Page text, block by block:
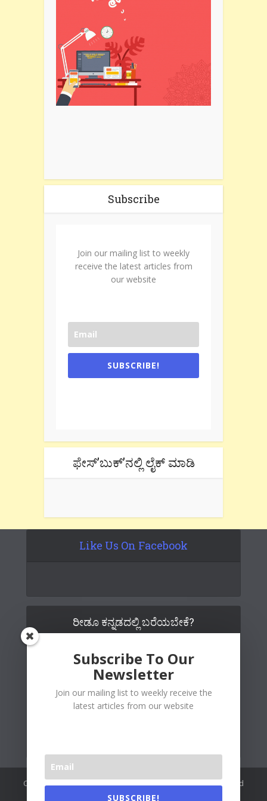
Subscribe
Join our mailing list to weekly
receive the latest articles from
our website
SUBSCRIBE!
ಫೇಸ್’ಬುಕ್’ನಲ್ಲಿ ಲೈಕ್ ಮಾಡಿ
Like Us On Facebook
ರೀಡೂ ಕನ್ನಡದಲ್ಲಿ ಬರೆಯಬೇಕೆ?
Copywrite© 2026 Readoo Media Private Limited. Created and
maintained byThe Web People
Subscribe To Our
Newsletter
Join our mailing list to weekly receive the
latest articles from our website
SUBSCRIBE!